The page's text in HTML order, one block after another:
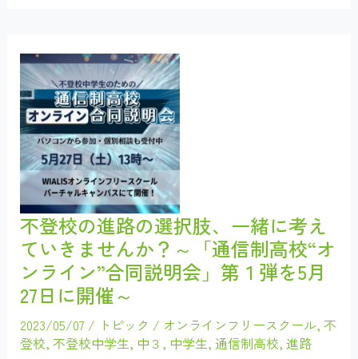
ラ
イ
ン
合
同
説
明
会
第
１
弾
WIALIS
の
キ
ャ
ン
パ
ス
で
実
施
し
ま
不登校の進路の選択肢、一緒に考え
ていきませんか？～「通信制高校“オ
ンライン”合同説明会」第１弾を5月
27日に開催～
2023/05/07 / トピック / オンラインフリースクール, 不
登校, 不登校中学生, 中３ , 中学生, 通信制高校, 進路